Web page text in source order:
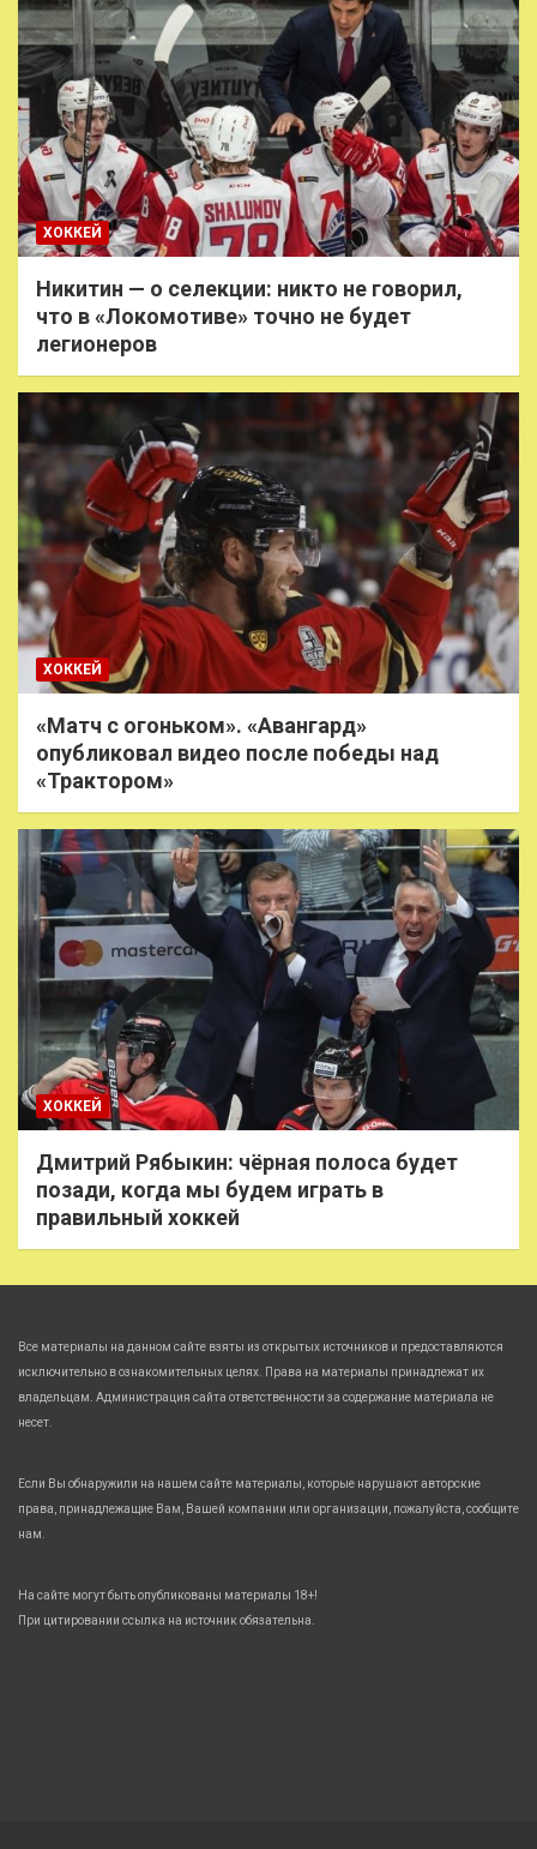
ХОККЕЙ
Никитин — о селекции: никто не говорил,
что в «Локомотиве» точно не будет
легионеров
ХОККЕЙ
«Матч с огоньком». «Авангард»
опубликовал видео после победы над
«Трактором»
ХОККЕЙ
Дмитрий Рябыкин: чёрная полоса будет
позади, когда мы будем играть в
правильный хоккей
Все материалы на данном сайте взяты из открытых источников и предоставляются
исключительно в ознакомительных целях. Права на материалы принадлежат их
владельцам. Администрация сайта ответственности за содержание материала не
несет.
Если Вы обнаружили на нашем сайте материалы, которые нарушают авторские
права, принадлежащие Вам, Вашей компании или организации, пожалуйста, сообщите
нам.
На сайте могут быть опубликованы материалы 18+!
При цитировании ссылка на источник обязательна.